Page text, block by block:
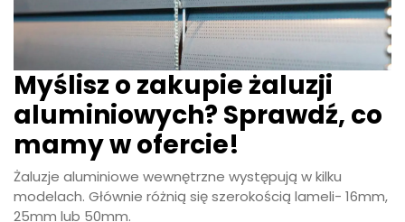
Myślisz o zakupie żaluzji
aluminiowych? Sprawdź, co
mamy w ofercie!
Żaluzje aluminiowe wewnętrzne występują w kilku
modelach. Głównie różnią się szerokością lameli- 16mm,
25mm lub 50mm.